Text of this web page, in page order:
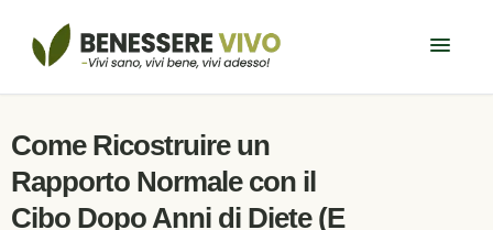
Come Ricostruire un
Rapporto Normale con il
Cibo Dopo Anni di Diete (E